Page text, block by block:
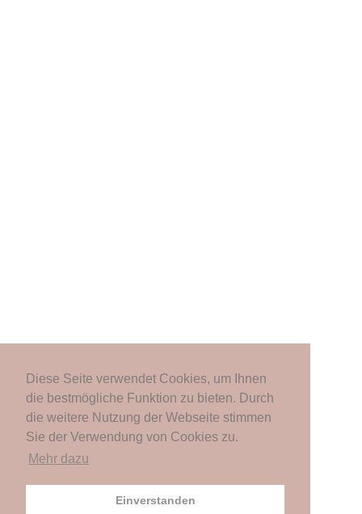
Diese Seite verwendet Cookies, um Ihnen
die bestmögliche Funktion zu bieten. Durch
die weitere Nutzung der Webseite stimmen
Sie der Verwendung von Cookies zu.
Mehr dazu
Einverstanden